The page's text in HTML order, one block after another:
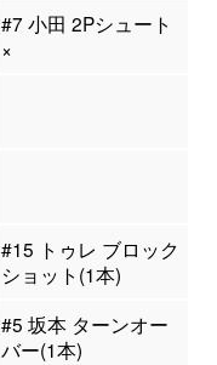
#7 小田 2Pシュート
×
#15 トゥレ ブロック
ショット(1本)
#5 坂本 ターンオー
バー(1本)